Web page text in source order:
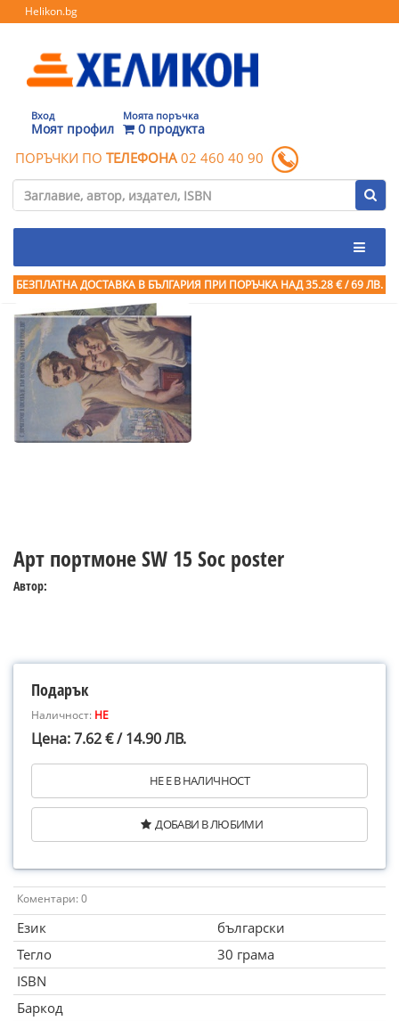
Helikon.bg
Вход
Моят профил
Моята поръчка
0 продукта
ПОРЪЧКИ ПО ТЕЛЕФОНА 02 460 40 90
БЕЗПЛАТНА ДОСТАВКА В БЪЛГАРИЯ ПРИ ПОРЪЧКА НАД 35.28 € / 69 ЛВ.
Арт портмоне SW 15 Soc poster
Автор:
Подарък
Наличност: НЕ
Цена: 7.62 € / 14.90 ЛВ.
НЕ Е В НАЛИЧНОСТ
ДОБАВИ В ЛЮБИМИ
Коментари: 0
Език
български
Тегло
30 грама
ISBN
Баркод